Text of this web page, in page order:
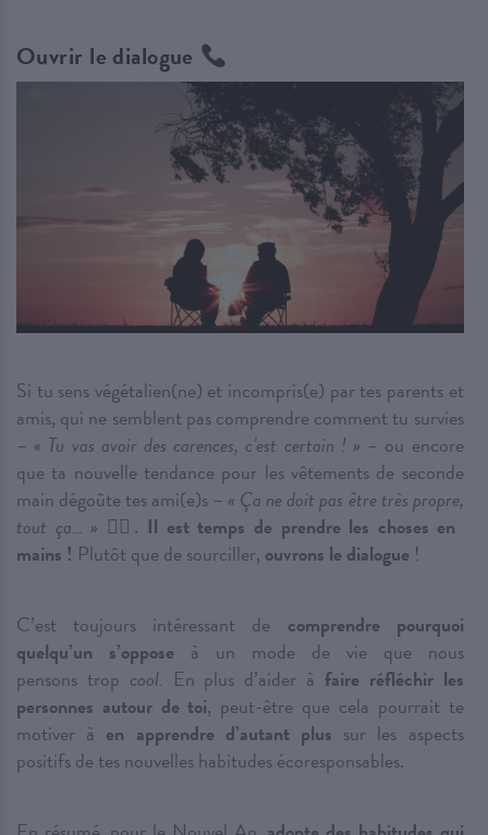
Ouvrir le dialogue
Si tu sens végétalien(ne) et incompris(e) par tes parents et
amis, qui ne semblent pas comprendre comment tu survies
– « Tu vas avoir des carences, c’est certain ! » – ou encore
que ta nouvelle tendance pour les vêtements de seconde
main dégoûte tes ami(e)s – « Ça ne doit pas être très propre,
tout ça… » 🤦‍♀️ . Il est temps de prendre les choses en
mains ! Plutôt que de sourciller, ouvrons le dialogue !
C’est toujours intéressant de comprendre pourquoi
quelqu’un s’oppose à un mode de vie que nous
pensons trop cool. En plus d’aider à faire réfléchir les
personnes autour de toi, peut-être que cela pourrait te
motiver à en apprendre d’autant plus sur les aspects
positifs de tes nouvelles habitudes écoresponsables.